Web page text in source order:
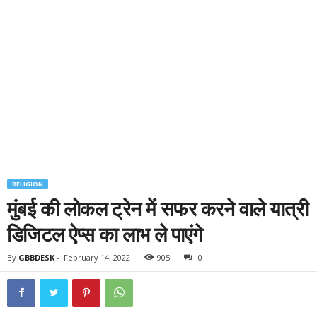
RELIGION
मुंबई की लोकल ट्रेन में सफर करने वाले यात्री
डिजिटल ऐप्स का लाभ ले पाएंगे
By GBBDESK - February 14, 2022 905 0